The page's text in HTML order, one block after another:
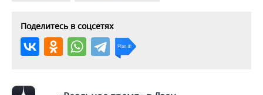
ФИГУРНОЕ КАТАНИЕ
ВОДНЫЕ ВИДЫ СПОРТА
МЕДИЦИНА
ОБРАЗОВАНИЕ
Поделитесь в соцсетях